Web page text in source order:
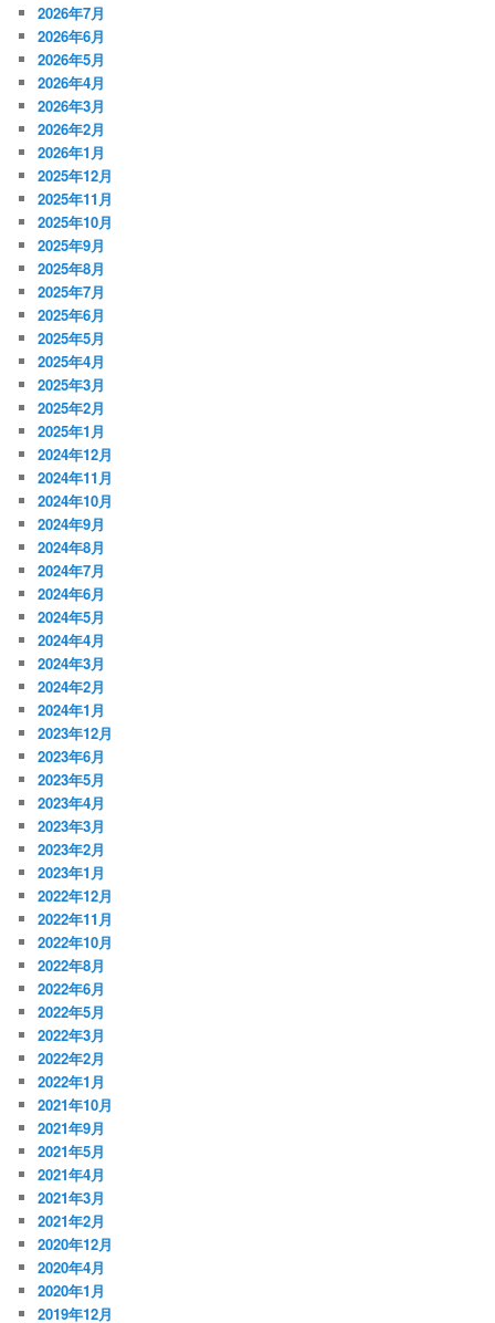
2026年7月
2026年6月
2026年5月
2026年4月
2026年3月
2026年2月
2026年1月
2025年12月
2025年11月
2025年10月
2025年9月
2025年8月
2025年7月
2025年6月
2025年5月
2025年4月
2025年3月
2025年2月
2025年1月
2024年12月
2024年11月
2024年10月
2024年9月
2024年8月
2024年7月
2024年6月
2024年5月
2024年4月
2024年3月
2024年2月
2024年1月
2023年12月
2023年6月
2023年5月
2023年4月
2023年3月
2023年2月
2023年1月
2022年12月
2022年11月
2022年10月
2022年8月
2022年6月
2022年5月
2022年3月
2022年2月
2022年1月
2021年10月
2021年9月
2021年5月
2021年4月
2021年3月
2021年2月
2020年12月
2020年4月
2020年1月
2019年12月